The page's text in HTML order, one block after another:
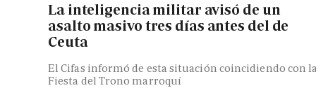
La inteligencia militar avisó de un
asalto masivo tres días antes del de
Ceuta
El Cifas informó de esta situación coincidiendo con
Fiesta del Trono marroquí